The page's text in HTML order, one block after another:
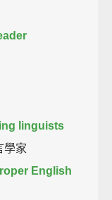
linguists
學家
English